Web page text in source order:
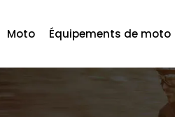
Moto Équipements de moto